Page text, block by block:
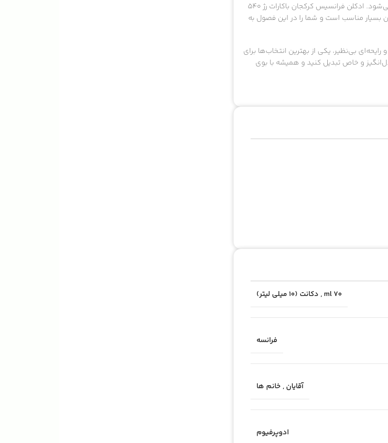
هر ادکلن، بسته به رایحه‌ای که دارد، برای فصل‌های مختلف سال مناسب استفاده می‌شود. ادکلن فرانسیس کرکجان باکارات رژ 540
بسیار مناسب است و شما را در این فصول به
نت‌های مختلف و رایحه‌ای بی‌نظیر، یکی از بهترین انتخاب‌ها برای
و خاص تبدیل کنید و همیشه با بوی
70 ml
, دکانت (10 میلی لیتر)
فرانسه
آقایان , خانم ها
ادوپرفیوم